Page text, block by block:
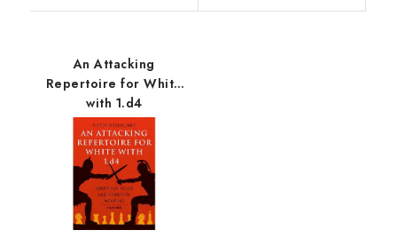
An Attacking
Repertoire for White
with 1.d4